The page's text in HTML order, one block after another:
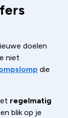
doelen
niet
die
regelmatig
blik op je